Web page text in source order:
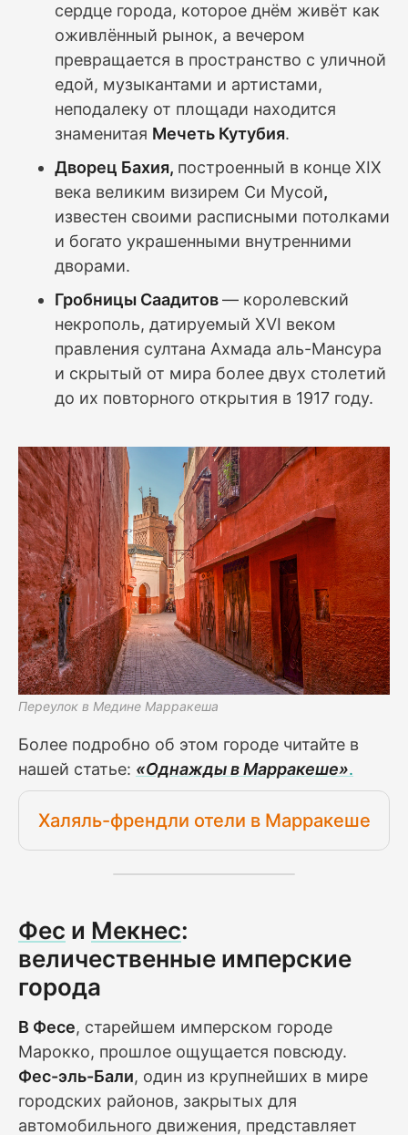
сердце города, которое днём живёт как
оживлённый рынок, а вечером
превращается в пространство с уличной
едой, музыкантами и артистами,
неподалеку от площади находится
знаменитая Мечеть Кутубия.
Дворец Бахия, построенный в конце XIX
века великим визирем Си Мусой,
известен своими расписными потолками
и богато украшенными внутренними
дворами.
Гробницы Саадитов— королевский
некрополь, датируемый XVI веком
правления султана Ахмада аль-Мансура
и скрытый от мира более двух столетий
до их повторного открытия в 1917 году.
Переулок в Медине Марракеша
Более подробно об этом городе читайте в
нашей статье: «Однажды в Марракеше».
Халяль-френдли отели в Марракеше
Фес и Мекнес:
величественные имперские
города
В Фесе, старейшем имперском городе
Марокко, прошлое ощущается повсюду.
Фес-эль-Бали, один из крупнейших в мире
городских районов, закрытых для
автомобильного движения, представляет